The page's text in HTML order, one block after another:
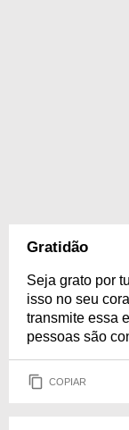
Gratidão
Seja grato por
isso no seu
transmite essa
pessoas são
COPIAR